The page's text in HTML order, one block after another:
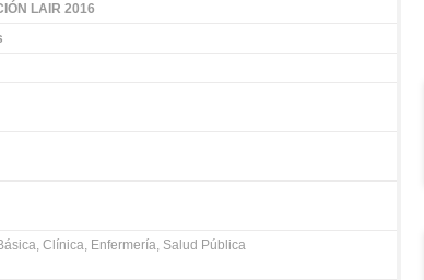
LAIR 2016
Clínica, Enfermería, Salud Pública